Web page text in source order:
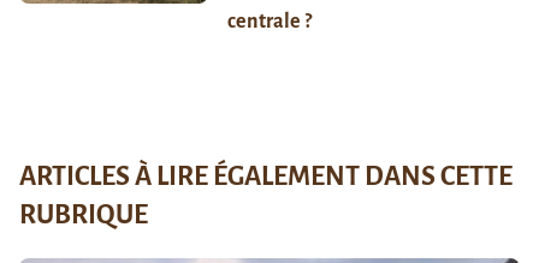
centrale ?
ARTICLES À LIRE ÉGALEMENT DANS CETTE
RUBRIQUE